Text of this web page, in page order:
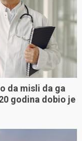
da misli da ga
godina dobio je